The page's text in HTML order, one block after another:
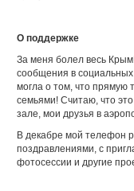
О поддержке
За меня болел весь
сообщения в
могла о том, что прямую
семьями! Считаю, что
зале, мои друзья в
В декабре мой телефон
поздравлениями, с
фотосессии и другие